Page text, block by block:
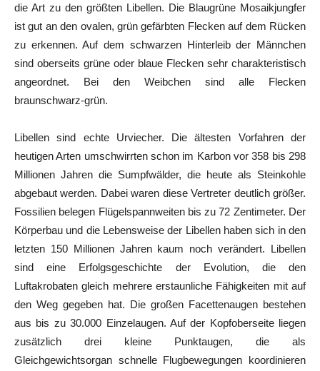
die Art zu den größten Libellen. Die Blaugrüne Mosaikjungfer
ist gut an den ovalen, grün gefärbten Flecken auf dem Rücken
zu erkennen. Auf dem schwarzen Hinterleib der Männchen
sind oberseits grüne oder blaue Flecken sehr charakteristisch
angeordnet. Bei den Weibchen sind alle Flecken
braunschwarz-grün.
Libellen sind echte Urviecher. Die ältesten Vorfahren der
heutigen Arten umschwirrten schon im Karbon vor 358 bis 298
Millionen Jahren die Sumpfwälder, die heute als Steinkohle
abgebaut werden. Dabei waren diese Vertreter deutlich größer.
Fossilien belegen Flügelspannweiten bis zu 72 Zentimeter. Der
Körperbau und die Lebensweise der Libellen haben sich in den
letzten 150 Millionen Jahren kaum noch verändert. Libellen
sind eine Erfolgsgeschichte der Evolution, die den
Luftakrobaten gleich mehrere erstaunliche Fähigkeiten mit auf
den Weg gegeben hat. Die großen Facettenaugen bestehen
aus bis zu 30.000 Einzelaugen. Auf der Kopfoberseite liegen
zusätzlich drei kleine Punktaugen, die als
Gleichgewichtsorgan schnelle Flugbewegungen koordinieren